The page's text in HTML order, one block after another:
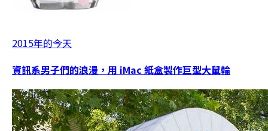
2015年的今天
資訊系男子們的浪漫，用 iMac 紙盒製作巨型大鼠輪